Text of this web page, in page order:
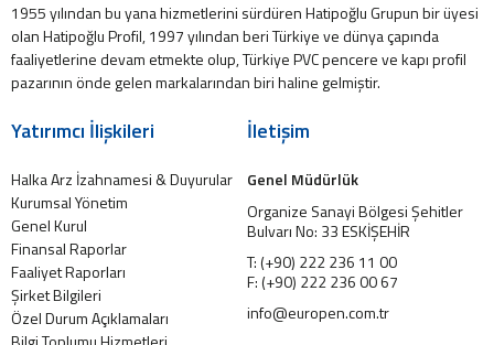
1955 yılından bu yana hizmetlerini sürdüren Hatipoğlu Grupun bir üyesi
olan Hatipoğlu Profil, 1997 yılından beri Türkiye ve dünya çapında
faaliyetlerine devam etmekte olup, Türkiye PVC pencere ve kapı profil
pazarının önde gelen markalarından biri haline gelmiştir.
Yatırımcı İlişkileri
Halka Arz İzahnamesi & Duyurular
Kurumsal Yönetim
Genel Kurul
Finansal Raporlar
Faaliyet Raporları
Şirket Bilgileri
Özel Durum Açıklamaları
İletişim
Genel Müdürlük
Organize Sanayi Bölgesi Şehitler
Bulvarı No: 33 ESKİŞEHİR
T: (+90) 222 236 11 00
F: (+90) 222 236 00 67
info@europen.com.tr